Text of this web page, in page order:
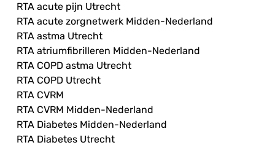
RTA acute pijn Utrecht
RTA acute zorgnetwerk Midden-Nederland
RTA astma Utrecht
RTA atriumfibrilleren Midden-Nederland
RTA COPD astma Utrecht
RTA COPD Utrecht
RTA CVRM
RTA CVRM Midden-Nederland
RTA Diabetes Midden-Nederland
RTA Diabetes Utrecht